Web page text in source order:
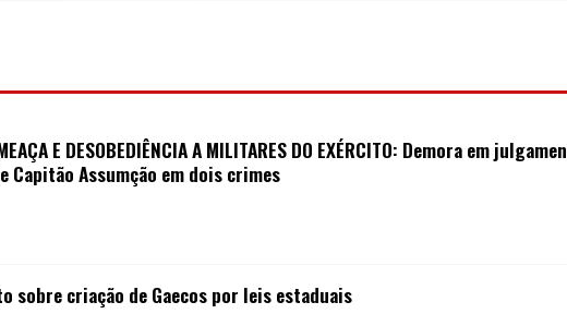
E DESOBEDIÊNCIA A MILITARES DO EXÉRCITO: Demora em
Assumção em dois crimes
sobre criação de Gaecos por leis estaduais